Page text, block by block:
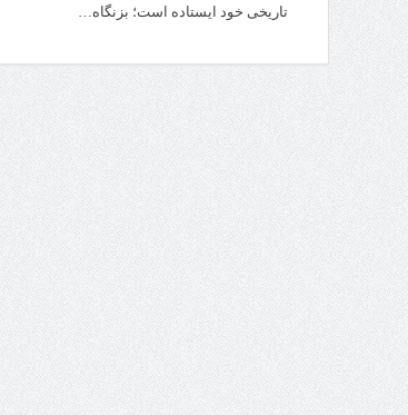
تاریخی خود ایستاده است؛ بزنگاه…